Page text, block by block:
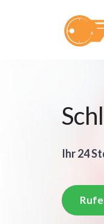
Ihr 24